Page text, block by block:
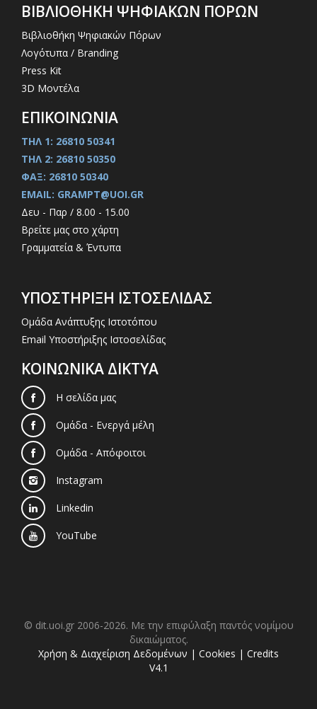
ΒΙΒΛΙΟΘΗΚΗ ΨΗΦΙΑΚΩΝ ΠΟΡΩΝ
Βιβλιοθήκη Ψηφιακών Πόρων
Λογότυπα / Branding
Press Kit
3D Μοντέλα
ΕΠΙΚΟΙΝΩΝΙΑ
ΤΗΛ 1: 26810 50341
ΤΗΛ 2: 26810 50350
ΦΑΞ: 26810 50340
EMAIL: GRAMPT@UOI.GR
Δευ - Παρ / 8.00 - 15.00
Βρείτε μας στο χάρτη
Γραμματεία & Έντυπα
ΥΠΟΣΤΗΡΙΞΗ ΙΣΤΟΣΕΛΙΔΑΣ
Ομάδα Ανάπτυξης Ιστοτόπου
Email Υποστήριξης Ιστοσελίδας
ΚΟΙΝΩΝΙΚΑ ΔΙΚΤΥΑ
Η σελίδα μας
Ομάδα - Ενεργά μέλη
Ομάδα - Απόφοιτοι
Instagram
Linkedin
YouTube
© dit.uoi.gr 2006-2026. Με την επιφύλαξη παντός νομίμου
δικαιώματος.
Χρήση & Διαχείριση Δεδομένων | Cookies | Credits
V4.1